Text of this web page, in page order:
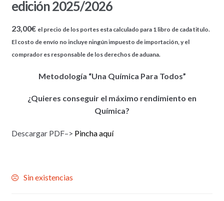
edición 2025/2026
23,00€ el precio de los portes esta calculado para 1 libro de cada titulo.
El costo de envío no incluye ningún impuesto de importación, y el
comprador es responsable de los derechos de aduana.
Metodología “Una Química Para Todos”
¿Quieres conseguir el máximo rendimiento en
Química?
Descargar PDF–> Pincha aquí
Sin existencias